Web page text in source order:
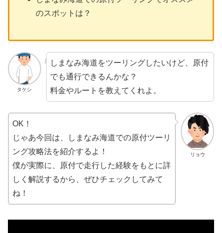
のスポットは？
タケシ
しまなみ海道をツーリングしたいけど、原付
でも通行できるんかな？
料金やルートを教えてくれよ。
リョウ
OK！
じゃあ今回は、しまなみ海道での原付ツーリ
ング攻略法を紹介するよ！
僕が実際に、原付で走行した経験をもとに詳
しく解説するから、ぜひチェックしてみて
ね！